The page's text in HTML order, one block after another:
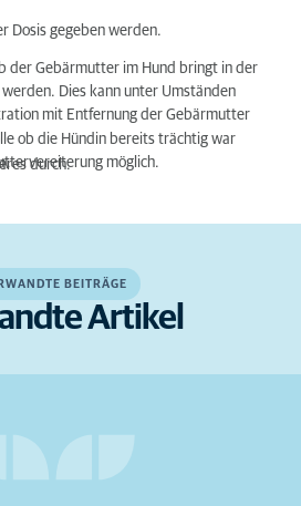
Dosis gegeben werden.
der Gebärmutter im Hund bringt in der
Dies kann unter Umständen
mit Entfernung der Gebärmutter
ob die Hündin bereits trächtig war
möglich.
durch.
BEITRÄGE
Artikel